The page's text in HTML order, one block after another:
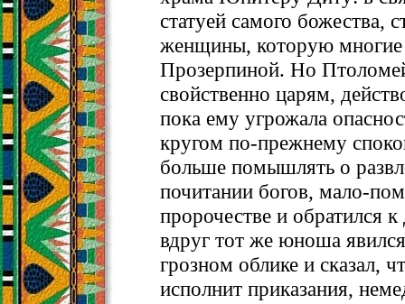
статуей самого божества,
женщины, которую многие
Прозерпиной. Но
свойственно царям,
пока ему угрожала
кругом по-прежнему
больше помышлять о
почитании богов, мало-
пророчестве и обратился
вдруг тот же юноша
грозном облике и сказал,
исполнит приказания,